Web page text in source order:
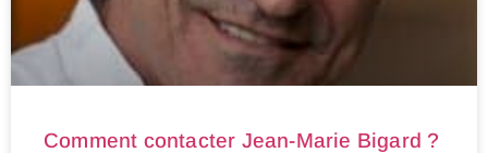
Comment contacter Jean-Marie Bigard ?